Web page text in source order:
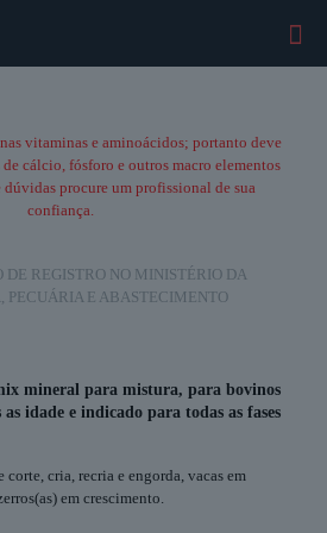
vitaminas e aminoácidos; portanto deve
cálcio, fósforo e outros macro elementos
dúvidas procure um profissional de sua
confiança.
DE REGISTRO NO MINISTÉRIO DA
PECUÁRIA E ABASTECIMENTO
mineral para mistura, para bovinos
idade e indicado para todas as fases
cria, recria e engorda, vacas em
em crescimento.